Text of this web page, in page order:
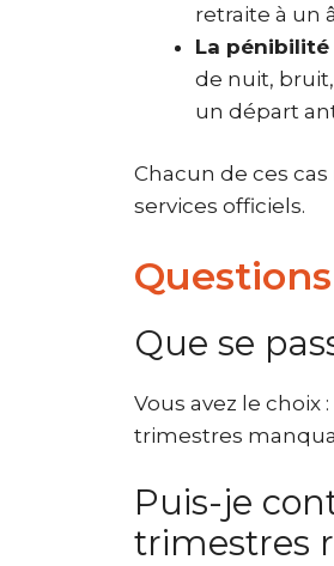
retraite à un
La pénibilité
de nuit,
un départ
Chacun de ces
services officiels.
Que se
Vous avez le
trimestres
Puis-je
trimestres